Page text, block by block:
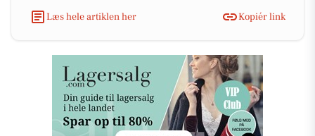
Læs hele artiklen her Kopiér link